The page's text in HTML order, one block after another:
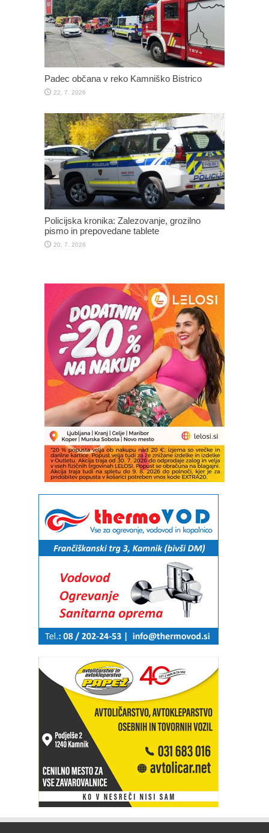
Padec občana v reko Kamniško Bistrico
22. 7. 2026
Policijska kronika: Zalezovanje, grozilno
pismo in prepovedane tablete
20. 7. 2026